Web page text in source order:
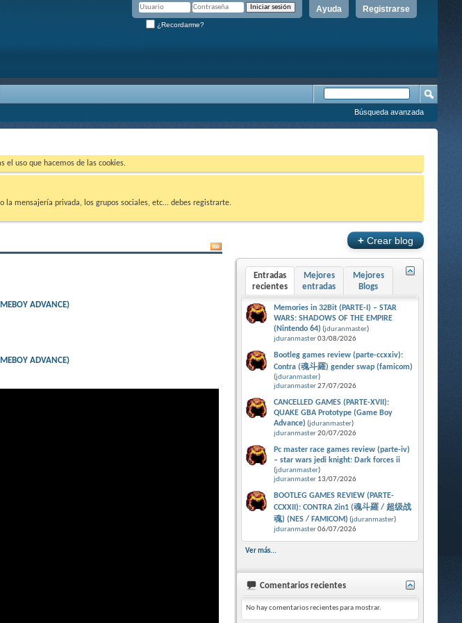
Registrarse
Ayuda
¿Recordarme?
Búsqueda avanzada
el uso que hacemos de las cookies.
mensajería privada, los grupos sociales, etc... debes registrarte.
ADVANCE)
ADVANCE)
+Crear blog
Entradas
recientes
Mejores
entradas
Mejores
Blogs
Memories in 32Bit (PARTE-I) – STAR
WARS: SHADOWS OF THE EMPIRE
(Nintendo 64) (jduranmaster)
jduranmaster03/08/2026
Bootleg games review (parte-ccxxiv):
Contra (魂斗羅) gender swap (famicom)
(jduranmaster)
jduranmaster27/07/2026
CANCELLED GAMES (PARTE-XVII):
QUAKE GBA Prototype (Game Boy
Advance) (jduranmaster)
jduranmaster20/07/2026
Pc master race games review (parte-iv)
– star wars jedi knight: Dark forces ii
(jduranmaster)
jduranmaster 13/07/2026
BOOTLEG GAMES REVIEW (PARTE-
CCXXII): CONTRA 2in1 (魂斗羅 / 超级战
魂) (NES / FAMICOM) (jduranmaster)
jduranmaster06/07/2026
Ver más...
Comentarios recientes
No hay comentarios recientes para mostrar.